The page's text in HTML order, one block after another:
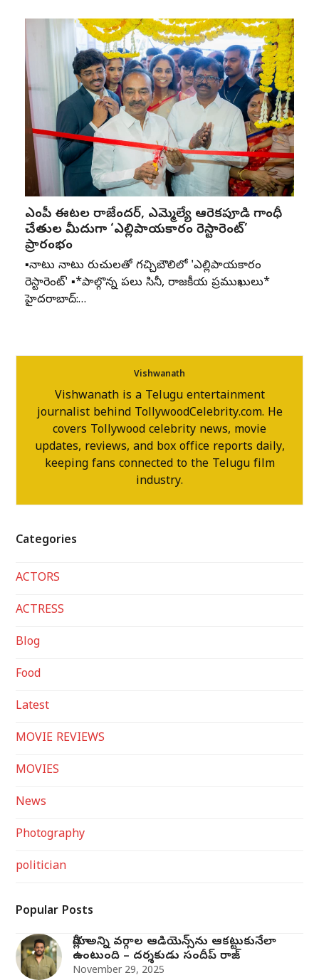
ఎంపీ ఈటల రాజేందర్, ఎమ్మెల్యే ఆరెకపూడి గాంధీ
చేతుల మీదుగా ‘ఎల్లిపాయకారం రెస్టారెంట్’
ప్రారంభం
▪️నాటు నాటు రుచులతో గచ్చిబౌలిలో 'ఎల్లిపాయకారం
రెస్టారెంట్' ▪️*పాల్గొన్న పలు సినీ, రాజకీయ ప్రముఖులు*
హైదరాబాద్:…
Vishwanath
Vishwanath is a Telugu entertainment
journalist behind TollywoodCelebrity.com. He
covers Tollywood celebrity news, movie
updates, reviews, and box office reports daily,
keeping fans connected to the Telugu film
industry.
Categories
ACTORS
ACTRESS
Blog
Food
Latest
MOVIE REVIEWS
MOVIES
News
Photography
politician
Popular Posts
మోగ్లీ’ అన్ని వర్గాల ఆడియెన్స్‌ను ఆకట్టుకునేలా
ఉంటుంది – దర్శకుడు సందీప్ రాజ్
November 29, 2025